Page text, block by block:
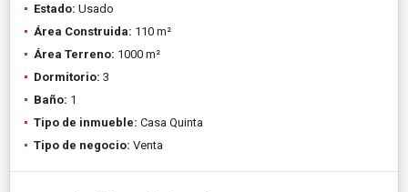
Estado: Usado
Área Construida: 110 m²
Área Terreno: 1000 m²
Dormitorio: 3
Baño: 1
Tipo de inmueble: Casa Quinta
Tipo de negocio: Venta